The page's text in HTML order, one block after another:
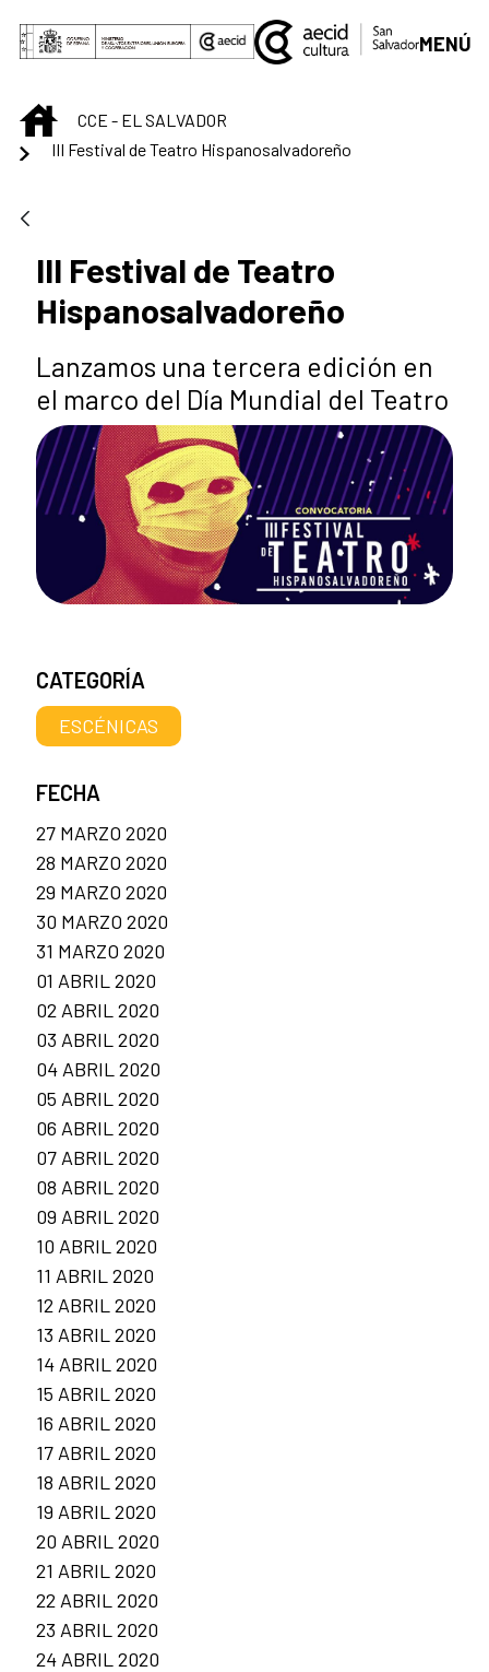
Saltar al contenido principal
MENÚ
INICIOCCE - EL SALVADOR
III Festival de Teatro Hispanosalvadoreño
III Festival de Teatro
Hispanosalvadoreño
Lanzamos una tercera edición en
el marco del Día Mundial del Teatro
CATEGORÍA
ESCÉNICAS
FECHA
27 MARZO 2020
28 MARZO 2020
29 MARZO 2020
30 MARZO 2020
31 MARZO 2020
01 ABRIL 2020
02 ABRIL 2020
03 ABRIL 2020
04 ABRIL 2020
05 ABRIL 2020
06 ABRIL 2020
07 ABRIL 2020
08 ABRIL 2020
09 ABRIL 2020
10 ABRIL 2020
11 ABRIL 2020
12 ABRIL 2020
13 ABRIL 2020
14 ABRIL 2020
15 ABRIL 2020
16 ABRIL 2020
17 ABRIL 2020
18 ABRIL 2020
19 ABRIL 2020
20 ABRIL 2020
21 ABRIL 2020
22 ABRIL 2020
23 ABRIL 2020
24 ABRIL 2020